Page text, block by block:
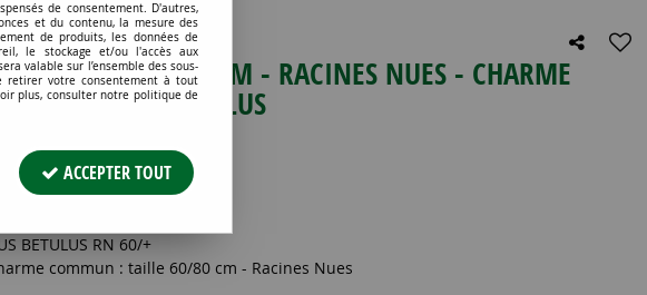
: TAILLE 60/80 CM - RACINES NUES - CHARME
/ CARPINUS BETULUS
TTC
BETULUS RN 60/+
commun : taille 60/80 cm - Racines Nues
de consentement. D'autres,
et du contenu, la mesure des
de produits, les données de
le stockage et/ou l'accès aux
valable sur l’ensemble des sous-
retirer votre consentement à tout
plus, consulter notre politique de
ACCEPTER TOUT